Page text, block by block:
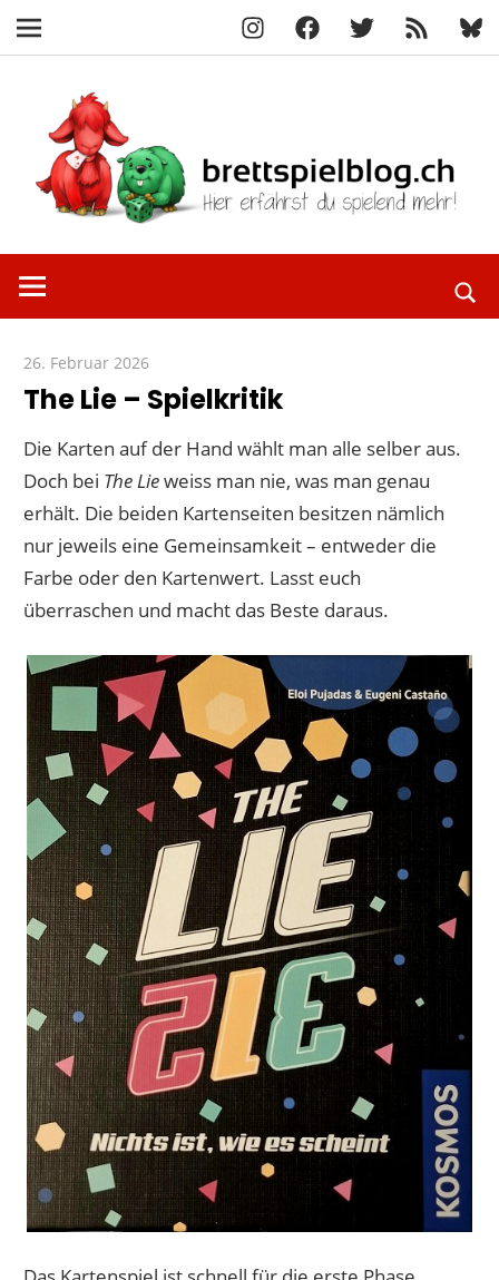
InstagramFacebook
X
RSS-
Feed
Navigation
springen
erfährst
mehr!
26. Februar 2026
The Lie – Spielkritik
Die Karten auf der Hand wählt man alle selber aus.
Doch bei The Lieweiss man nie, was man genau
erhält. Die beiden Kartenseiten besitzen nämlich
nur jeweils eine Gemeinsamkeit – entweder die
Farbe oder den Kartenwert. Lasst euch
überraschen und macht das Beste daraus.